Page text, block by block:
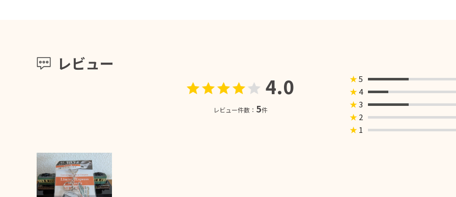
レビュー
4.0
レビュー件数： 5件
★5
★4
★3
★ 2
★ 1